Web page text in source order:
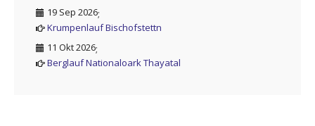
19 Sep 2026;
Krumpenlauf Bischofstettn
11 Okt 2026;
Berglauf Nationaloark Thayatal